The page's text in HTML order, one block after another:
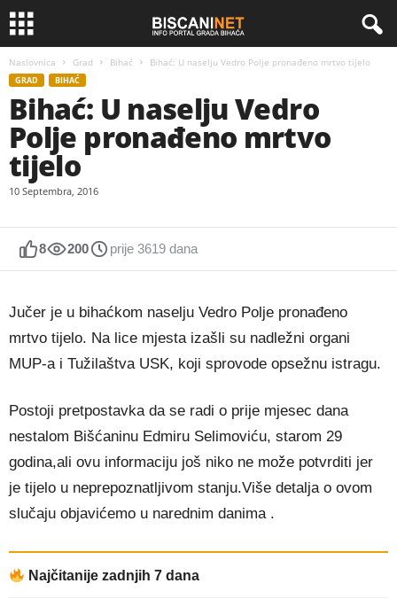
Naslovnica Grad Bihać Bihać: U naselju Vedro Polje pronađeno mrtvo tijelo
GRAD BIHAĆ
Bihać: U naselju Vedro
Polje pronađeno mrtvo
tijelo
10 Septembra, 2016
8 200 prije 3619 dana
Jučer je u bihaćkom naselju Vedro Polje pronađeno
mrtvo tijelo. Na lice mjesta izašli su nadležni organi
MUP-a i Tužilaštva USK, koji sprovode opsežnu istragu.
Postoji pretpostavka da se radi o prije mjesec dana
nestalom Bišćaninu Edmiru Selimoviću, starom 29
godina,ali ovu informaciju još niko ne može potvrditi jer
je tijelo u neprepoznatljivom stanju.Više detalja o ovom
slučaju objavićemo u narednim danima .
Najčitanije zadnjih 7 dana